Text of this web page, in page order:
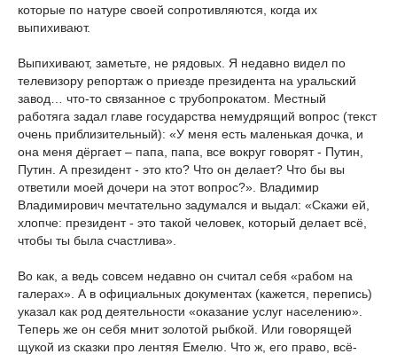
которые по натуре своей сопротивляются, когда их
выпихивают.
Выпихивают, заметьте, не рядовых. Я недавно видел по
телевизору репортаж о приезде президента на уральский
завод… что-то связанное с трубопрокатом. Местный
работяга задал главе государства немудрящий вопрос (текст
очень приблизительный): «У меня есть маленькая дочка, и
она меня дёргает – папа, папа, все вокруг говорят - Путин,
Путин. А президент - это кто? Что он делает? Что бы вы
ответили моей дочери на этот вопрос?». Владимир
Владимирович мечтательно задумался и выдал: «Скажи ей,
хлопче: президент - это такой человек, который делает всё,
чтобы ты была счастлива».
Во как, а ведь совсем недавно он считал себя «рабом на
галерах». А в официальных документах (кажется, перепись)
указал как род деятельности «оказание услуг населению».
Теперь же он себя мнит золотой рыбкой. Или говорящей
щукой из сказки про лентяя Емелю. Что ж, его право, всё-